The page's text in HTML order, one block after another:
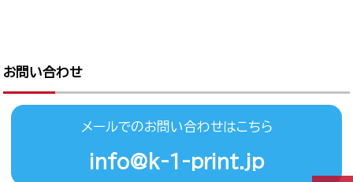
お問い合わせ
メールでのお問い合わせはこちら
info@k-1-print.jp